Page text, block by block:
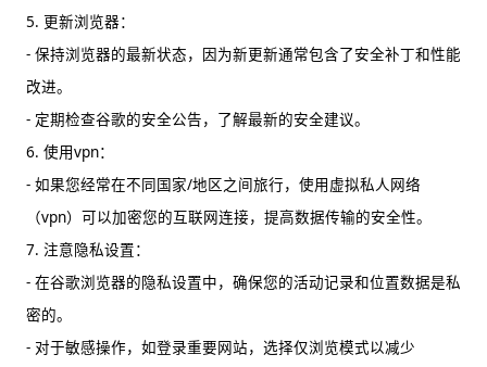
5. 更新浏览器：
- 保持浏览器的最新状态，因为新更新通常包含了安全补丁和性能
改进。
- 定期检查谷歌的安全公告，了解最新的安全建议。
6. 使用vpn：
- 如果您经常在不同国家/地区之间旅行，使用虚拟私人网络
（vpn）可以加密您的互联网连接，提高数据传输的安全性。
7. 注意隐私设置：
- 在谷歌浏览器的隐私设置中，确保您的活动记录和位置数据是私
密的。
- 对于敏感操作，如登录重要网站，选择仅浏览模式以减少